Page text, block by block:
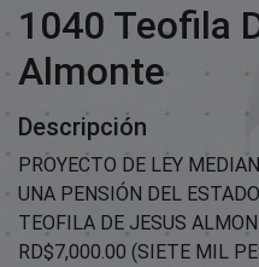
1040 Teofila
Almonte
Descripción
PROYECTO DE LEY
UNA PENSIÓN DEL
TEOFILA DE JESUS
RD$7,000.00 (SIETE MIL